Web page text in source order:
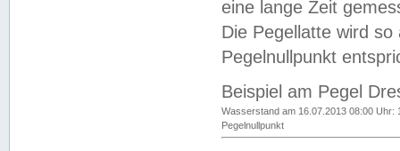
eine lange Zeit
Die Pegellatte wird
Pegelnullpunkt
Beispiel am Pegel
Wasserstand am 16.07.2013 08:00 Uhr:
Pegelnullpunkt